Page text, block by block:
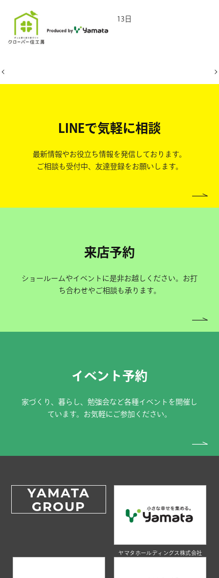
2026年3月13日
LINEで気軽に相談
最新情報やお役立ち情報を発信しております。
ご相談も受付中、友達登録をお願いします。
来店予約
ショールームやイベントに是非お越しください。お打
ち合わせやご相談も承ります。
イベント予約
家づくり、暮らし、勉強会など各種イベントを開催し
ています。お気軽にご参加ください。
YAMATA
GROUP
ヤマタホールディングス株式会社